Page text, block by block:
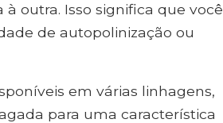
outra. Isso significa que você
de autopolinização ou
em várias linhagens,
para uma característica